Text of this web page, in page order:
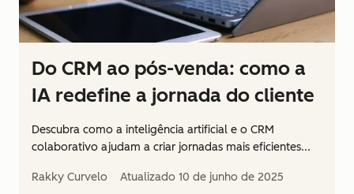
Do CRM ao pós-venda: como a
IA redefine a jornada do cliente
Descubra como a inteligência artificial e o CRM
colaborativo ajudam a criar jornadas mais eficientes...
Rakky Curvelo Atualizado 10 de junho de 2025